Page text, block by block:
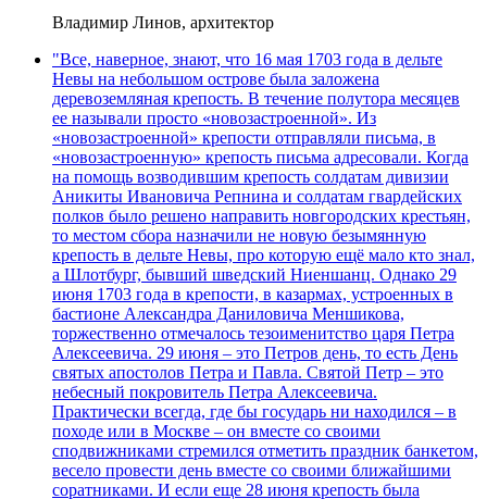
Владимир Линов, архитектор
"Все, наверное, знают, что 16 мая 1703 года в дельте
Невы на небольшом острове была заложена
деревоземляная крепость. В течение полутора месяцев
ее называли просто «новозастроенной». Из
«новозастроенной» крепости отправляли письма, в
«новозастроенную» крепость письма адресовали. Когда
на помощь возводившим крепость солдатам дивизии
Аникиты Ивановича Репнина и солдатам гвардейских
полков было решено направить новгородских крестьян,
то местом сбора назначили не новую безымянную
крепость в дельте Невы, про которую ещё мало кто знал,
а Шлотбург, бывший шведский Ниеншанц. Однако 29
июня 1703 года в крепости, в казармах, устроенных в
бастионе Александра Даниловича Меншикова,
торжественно отмечалось тезоименитство царя Петра
Алексеевича. 29 июня – это Петров день, то есть День
святых апостолов Петра и Павла. Святой Петр – это
небесный покровитель Петра Алексеевича.
Практически всегда, где бы государь ни находился – в
походе или в Москве – он вместе со своими
сподвижниками стремился отметить праздник банкетом,
весело провести день вместе со своими ближайшими
соратниками. И если еще 28 июня крепость была